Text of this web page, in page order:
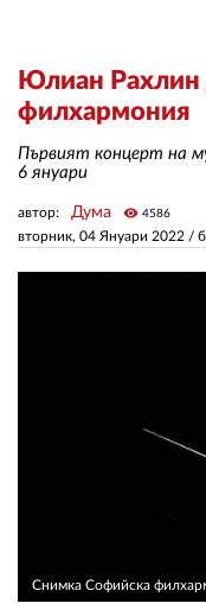
Снимка Софийска
Юлиан
филхармония
Първият концерт на
6 януари
вторник, 04 Януари 2022 /
автор: Дума visibility 4586